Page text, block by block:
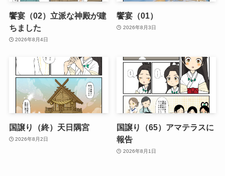
饗宴（02）立派な神殿が建
ちました
2026年8月4日
饗宴（01）
2026年8月3日
国譲り（終）天日隅宮
2026年8月2日
国譲り（65）アマテラスに
報告
2026年8月1日